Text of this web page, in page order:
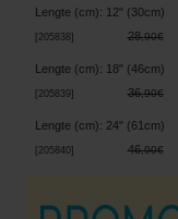
Lengte (cm): 12" (30cm)
205838 ] 28,90€
Lengte (cm): 18" (46cm)
205839] 36,90€
Lengte (cm): 24" (61cm)
205840] 46,90€